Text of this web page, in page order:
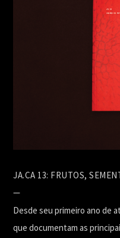
JA.CA 13: FRUTOS,
—
Desde seu primeiro ano de
que documentam as